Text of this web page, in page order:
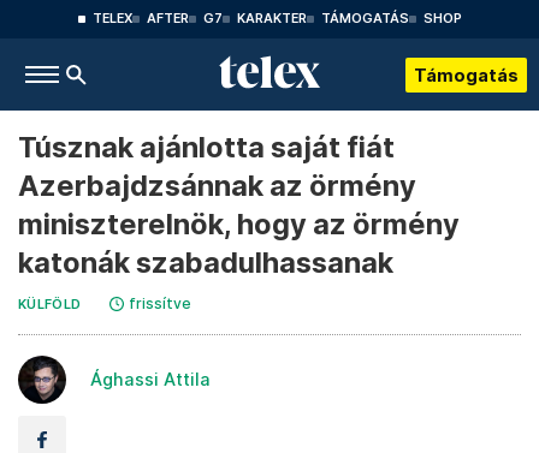
TELEX AFTER G7 KARAKTER TÁMOGATÁS SHOP
Támogatás
Túsznak ajánlotta saját fiát
Azerbajdzsánnak az örmény
miniszterelnök, hogy az örmény
katonák szabadulhassanak
KÜLFÖLD frissítve
Ághassi Attila